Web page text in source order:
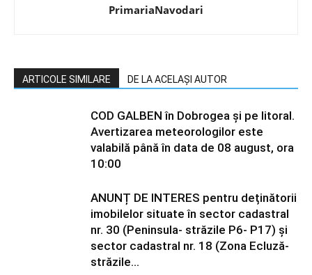
PrimariaNavodari
ARTICOLE SIMILARE DE LA ACELAȘI AUTOR
COD GALBEN în Dobrogea și pe litoral.
Avertizarea meteorologilor este
valabilă până în data de 08 august, ora
10:00
ANUNȚ DE INTERES pentru deținătorii
imobilelor situate în sector cadastral
nr. 30 (Peninsula- străzile P6- P17) și
sector cadastral nr. 18 (Zona Ecluză-
străzile...